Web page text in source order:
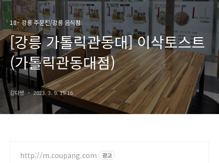
18~ 강릉 주문진/강릉 음식점
[강릉 가톨릭관동대] 이삭토스트
(가톨릭관동대점)
강다방 2023. 3. 9. 19:16
http://m.coupang.com 광고